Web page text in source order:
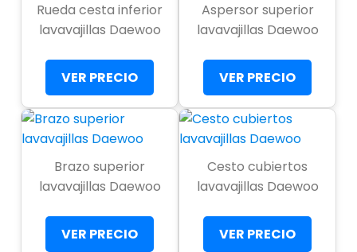
Rueda cesta inferior
lavavajillas Daewoo
VER PRECIO
Aspersor superior
lavavajillas Daewoo
VER PRECIO
Brazo superior
lavavajillas Daewoo
VER PRECIO
Cesto cubiertos
lavavajillas Daewoo
VER PRECIO